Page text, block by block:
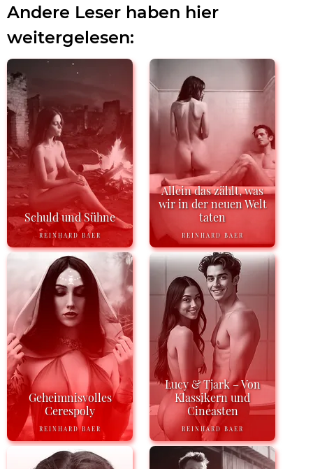
Andere Leser haben hier
weitergelesen:
Schuld und Sühne
REINHARD BAER
Allein das zählt, was
wir in der neuen Welt
taten
REINHARD BAER
Geheimnisvolles
Cerespoly
REINHARD BAER
Lucy & Tjark – Von
Klassikern und
Cineasten
REINHARD BAER